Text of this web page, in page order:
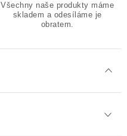
Všechny naše produkty máme
skladem a odesíláme je
obratem.